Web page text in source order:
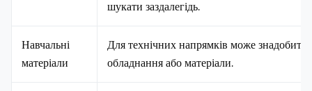
шукати заздалегідь.
Навчальні
матеріали
Для технічних напрямків може
обладнання або матеріали.